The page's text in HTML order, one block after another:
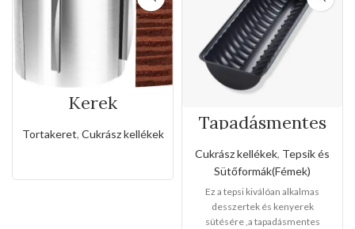
Kerek
állítható
sütőkeret-20cm
Tortakeret, Cukrász kellékek
Tapadásmentes
forma(Kis méret)
Cukrász kellékek, Tepsik és
Sütőformák(Fémek)
Ez a tepsi kiválóan alkalmas
desszertek és kenyerek
sütésére ,a tapadásmentes